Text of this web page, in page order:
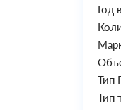
Год
Тип
Тип